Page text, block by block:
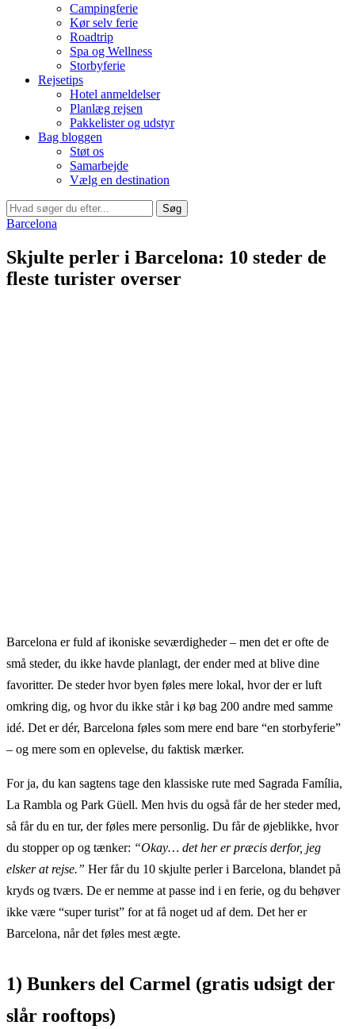
Campingferie
Kør selv ferie
Roadtrip
Spa og Wellness
Storbyferie
Rejsetips
Hotel anmeldelser
Planlæg rejsen
Pakkelister og udstyr
Bag bloggen
Støt os
Samarbejde
Vælg en destination
Søg
Barcelona
Skjulte perler i Barcelona: 10 steder de
fleste turister overser
Barcelona er fuld af ikoniske seværdigheder – men det er ofte de
små steder, du ikke havde planlagt, der ender med at blive dine
favoritter. De steder hvor byen føles mere lokal, hvor der er luft
omkring dig, og hvor du ikke står i kø bag 200 andre med samme
idé. Det er dér, Barcelona føles som mere end bare “en storbyferie”
– og mere som en oplevelse, du faktisk mærker.
For ja, du kan sagtens tage den klassiske rute med Sagrada Família,
La Rambla og Park Güell. Men hvis du også får de her steder med,
så får du en tur, der føles mere personlig. Du får de øjeblikke, hvor
du stopper op og tænker: “Okay… det her er præcis derfor, jeg
elsker at rejse.” Her får du 10 skjulte perler i Barcelona, blandet på
kryds og tværs. De er nemme at passe ind i en ferie, og du behøver
ikke være “super turist” for at få noget ud af dem. Det her er
Barcelona, når det føles mest ægte.
1) Bunkers del Carmel (gratis udsigt der
slår rooftops)